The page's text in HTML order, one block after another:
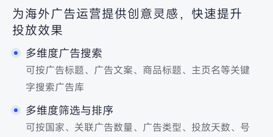
为海外广告运营提供创意灵感，快速提升
投放效果
多维度广告搜索
可按广告标题、广告文案、商品标题、主页名等关键
字搜索广告库
多维度筛选与排序
可按国家、关联广告数量、广告类型、投放天数、号